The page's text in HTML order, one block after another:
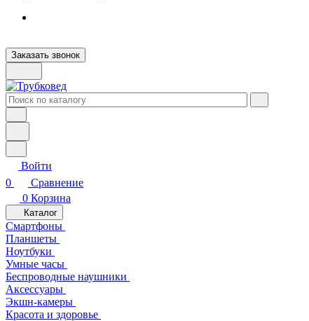
Заказать звонок
Войти
0
Сравнение
0 Корзина
Каталог
Смартфоны
Планшеты
Ноутбуки
Умные часы
Беспроводные наушники
Аксессуары
Экшн-камеры
Красота и здоровье